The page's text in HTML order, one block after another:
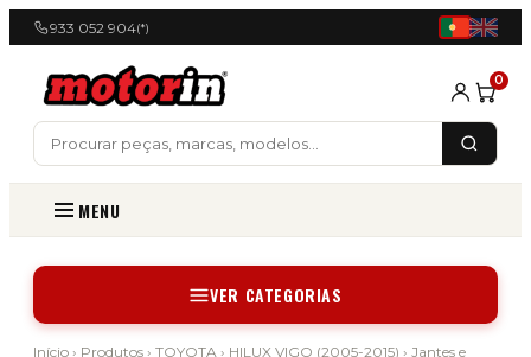
933 052 904(*)
0
MENU
VER CATEGORIAS
Início › Produtos › TOYOTA › HILUX VIGO (2005-2015) › Jantes e